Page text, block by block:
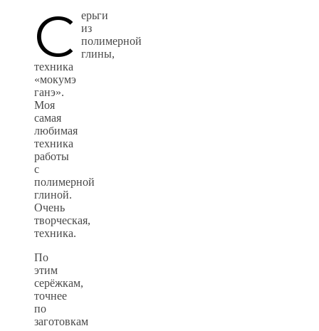
С
ерьги
из
полимерной
глины,
техника
«мокумэ
ганэ».
Моя
самая
любимая
техника
работы
с
полимерной
глиной.
Очень
творческая,
техника.
По
этим
серёжкам,
точнее
по
заготовкам